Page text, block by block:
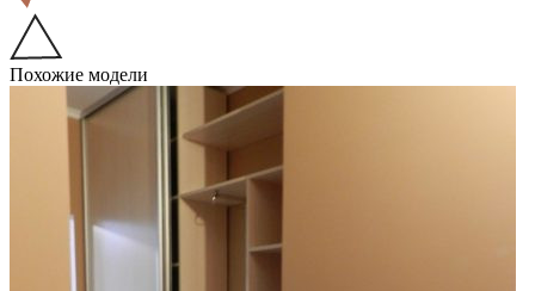
Похожие модели